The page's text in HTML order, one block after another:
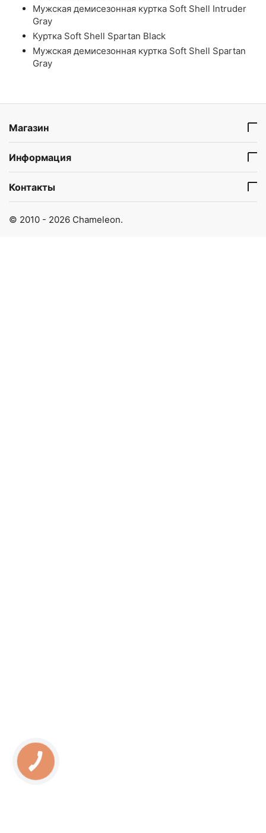
Мужская демисезонная куртка Soft Shell Intruder
Gray
Куртка Soft Shell Spartan Black
Мужская демисезонная куртка Soft Shell Spartan
Gray
Магазин
Информация
Контакты
© 2010 - 2026 Chameleon.